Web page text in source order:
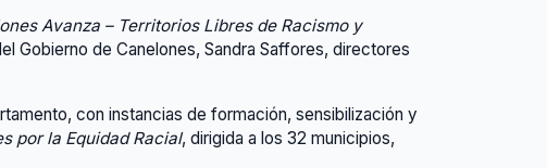
Avanza – Territorios Libres de Racismo y
Gobierno de Canelones, Sandra Saffores, directores
con instancias de formación, sensibilización y
por la Equidad Racial, dirigida a los 32 municipios,